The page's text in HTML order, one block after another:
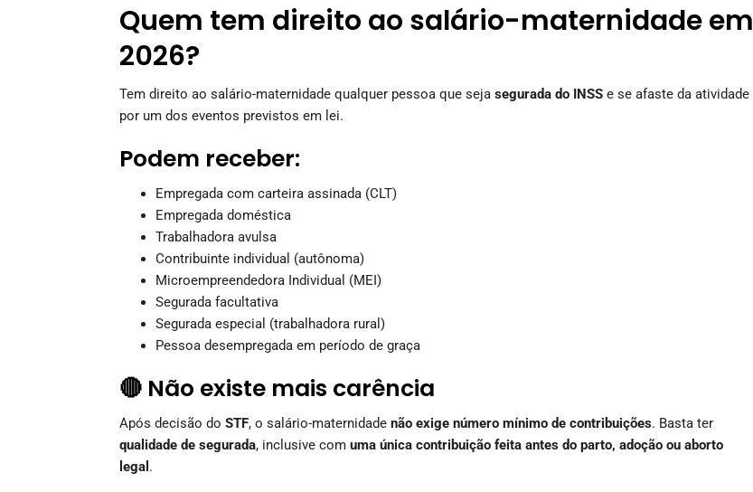
Quem tem direito ao salário-maternidade em
2026?
Tem direito ao salário-maternidade qualquer pessoa que seja segurada do INSS e se afaste da atividade
por um dos eventos previstos em lei.
Podem receber:
Empregada com carteira assinada (CLT)
Empregada doméstica
Trabalhadora avulsa
Contribuinte individual (autônoma)
Microempreendedora Individual (MEI)
Segurada facultativa
Segurada especial (trabalhadora rural)
Pessoa desempregada em período de graça
🔴 Não existe mais carência
Após decisão do STF, o salário-maternidade não exige número mínimo de contribuições. Basta ter
qualidade de segurada, inclusive com uma única contribuição feita antes do parto, adoção ou aborto
legal .